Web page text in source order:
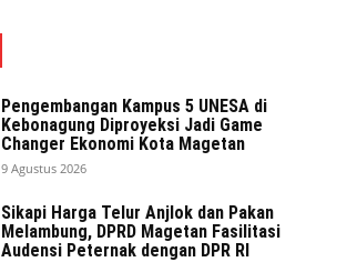
Pengembangan Kampus 5 UNESA di
Kebonagung Diproyeksi Jadi Game
Changer Ekonomi Kota Magetan
9 Agustus 2026
Sikapi Harga Telur Anjlok dan Pakan
Melambung, DPRD Magetan Fasilitasi
Audensi Peternak dengan DPR RI